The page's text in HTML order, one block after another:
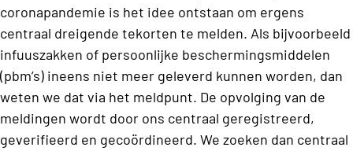
coronapandemie is het idee ontstaan om ergens
centraal dreigende tekorten te melden. Als bijvoorbeeld
infuuszakken of persoonlijke beschermingsmiddelen
(pbm’s) ineens niet meer geleverd kunnen worden, dan
weten we dat via het meldpunt. De opvolging van de
meldingen wordt door ons centraal geregistreerd,
geverifieerd en gecoördineerd. We zoeken dan centraal